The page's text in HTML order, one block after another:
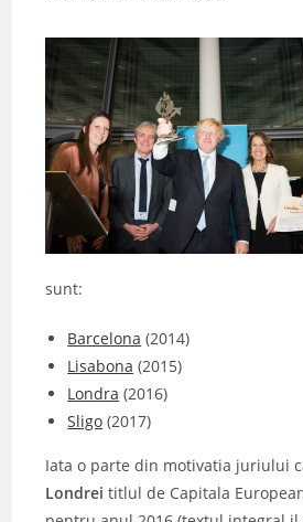
sunt:
Barcelona (2014)
Lisabona (2015)
Londra (2016)
Sligo (2017)
Iata o parte din motivatia juriului
Londrei titlul de Capitala